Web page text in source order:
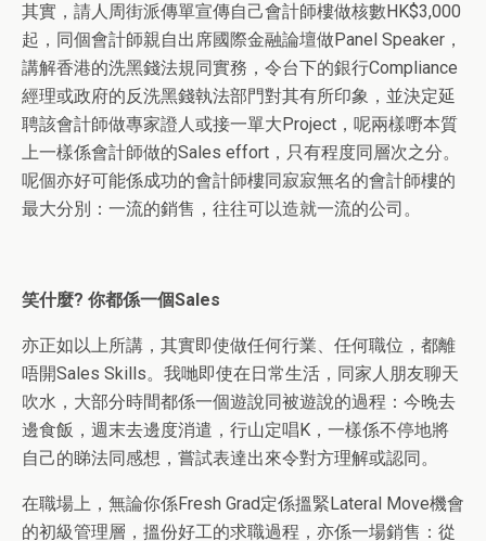
其實，請人周街派傳單宣傳自己會計師樓做核數HK$3,000
起，同個會計師親自出席國際金融論壇做Panel Speaker ，
講解香港的洗黑錢法規同實務，令台下的銀行Compliance
經理或政府的反洗黑錢執法部門對其有所印象，並決定延
聘該會計師做專家證人或接一單大Project ，呢兩樣嘢本質
上一樣係會計師做的Sales effort ，只有程度同層次之分。
呢個亦好可能係成功的會計師樓同寂寂無名的會計師樓的
最大分別 ： 一流的銷售，往往可以造就一流的公司。
笑什麼? 你都係一個Sales
亦正如以上所講，其實即使做任何行業、 任何職位，都離
唔開Sales Skills。我哋即使在日常生活，同家人朋友聊天
吹水，大部分時間都係一個遊說同被遊說的過程：今晚去
邊食飯，週末去邊度消遣，行山定唱K ，一樣係不停地將
自己的睇法同感想，嘗試表達出來令對方理解或認同。
在職場上，無論你係Fresh Grad定係搵緊Lateral Move機會
的初級管理層，搵份好工的求職過程，亦係一場銷售：從